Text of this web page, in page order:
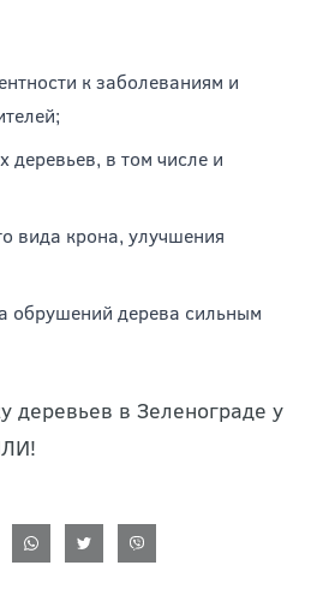
к заболеваниям и
деревьев, в том числе и
вида крона, улучшения
обрушений дерева сильным
деревьев в Зеленограде у